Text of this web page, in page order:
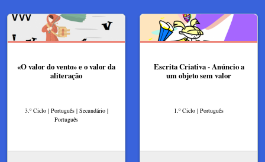
«O valor do vento» e o valor da
aliteração
3.º Ciclo | Português | Secundário |
Português
Escrita Criativa - Anúncio a
um objeto sem valor
1.º Ciclo | Português